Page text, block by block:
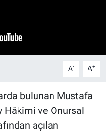
A- A+
bulunan Mustafa
Hâkimi ve Onursal
açılan